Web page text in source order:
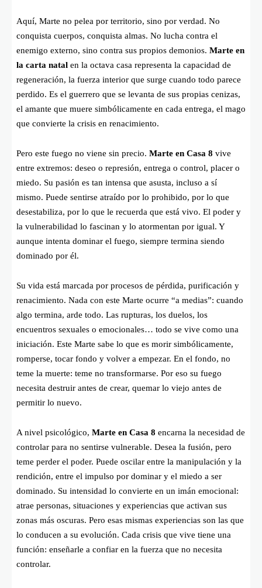
Aquí, Marte no pelea por territorio, sino por verdad. No
conquista cuerpos, conquista almas. No lucha contra el
enemigo externo, sino contra sus propios demonios. Marte en
la carta natal en la octava casa representa la capacidad de
regeneración, la fuerza interior que surge cuando todo parece
perdido. Es el guerrero que se levanta de sus propias cenizas,
el amante que muere simbólicamente en cada entrega, el mago
que convierte la crisis en renacimiento.
Pero este fuego no viene sin precio. Marte en Casa 8 vive
entre extremos: deseo o represión, entrega o control, placer o
miedo. Su pasión es tan intensa que asusta, incluso a sí
mismo. Puede sentirse atraído por lo prohibido, por lo que
desestabiliza, por lo que le recuerda que está vivo. El poder y
la vulnerabilidad lo fascinan y lo atormentan por igual. Y
aunque intenta dominar el fuego, siempre termina siendo
dominado por él.
Su vida está marcada por procesos de pérdida, purificación y
renacimiento. Nada con este Marte ocurre “a medias”: cuando
algo termina, arde todo. Las rupturas, los duelos, los
encuentros sexuales o emocionales… todo se vive como una
iniciación. Este Marte sabe lo que es morir simbólicamente,
romperse, tocar fondo y volver a empezar. En el fondo, no
teme la muerte: teme no transformarse. Por eso su fuego
necesita destruir antes de crear, quemar lo viejo antes de
permitir lo nuevo.
A nivel psicológico, Marte en Casa 8 encarna la necesidad de
controlar para no sentirse vulnerable. Desea la fusión, pero
teme perder el poder. Puede oscilar entre la manipulación y la
rendición, entre el impulso por dominar y el miedo a ser
dominado. Su intensidad lo convierte en un imán emocional:
atrae personas, situaciones y experiencias que activan sus
zonas más oscuras. Pero esas mismas experiencias son las que
lo conducen a su evolución. Cada crisis que vive tiene una
función: enseñarle a confiar en la fuerza que no necesita
controlar.